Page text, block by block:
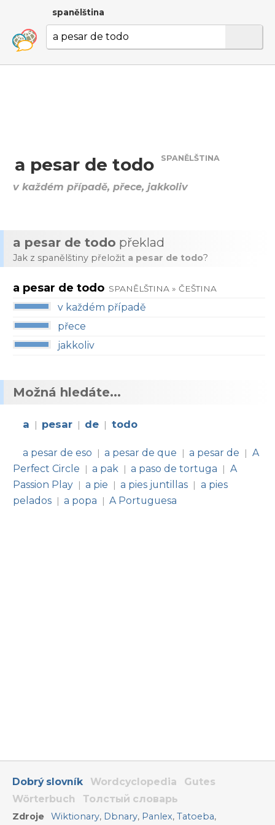
spanělština
a pesar de todo SPANĚLŠTINA
v každém případě, přece, jakkoliv
a pesar de todo překlad
Jak z spanělštiny přeložit a pesar de todo?
a pesar de todo SPANĚLŠTINA » ČEŠTINA
v každém případě
přece
jakkoliv
Možná hledáte...
a | pesar | de | todo
a pesar de eso | a pesar de que | a pesar de | A
Perfect Circle
| a pak | a paso de tortuga | A
Passion Play | a pie | a pies juntillas | a pies
pelados | a popa | A Portuguesa
Dobrý slovník Wordcyclopedia
Gutes
Wörterbuch
Толстый словарь
Zdroje Wiktionary, Dbnary, Panlex,Tatoeba,